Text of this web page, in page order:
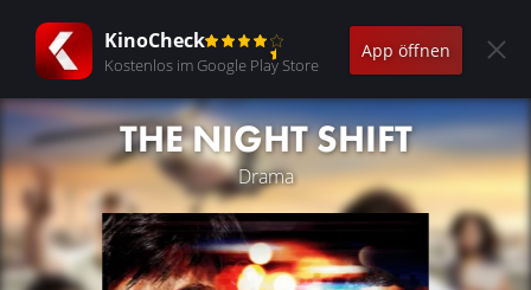
KinoCheck
Kostenlos im Google Play Store
App öffnen
THE NIGHT SHIFT
Drama